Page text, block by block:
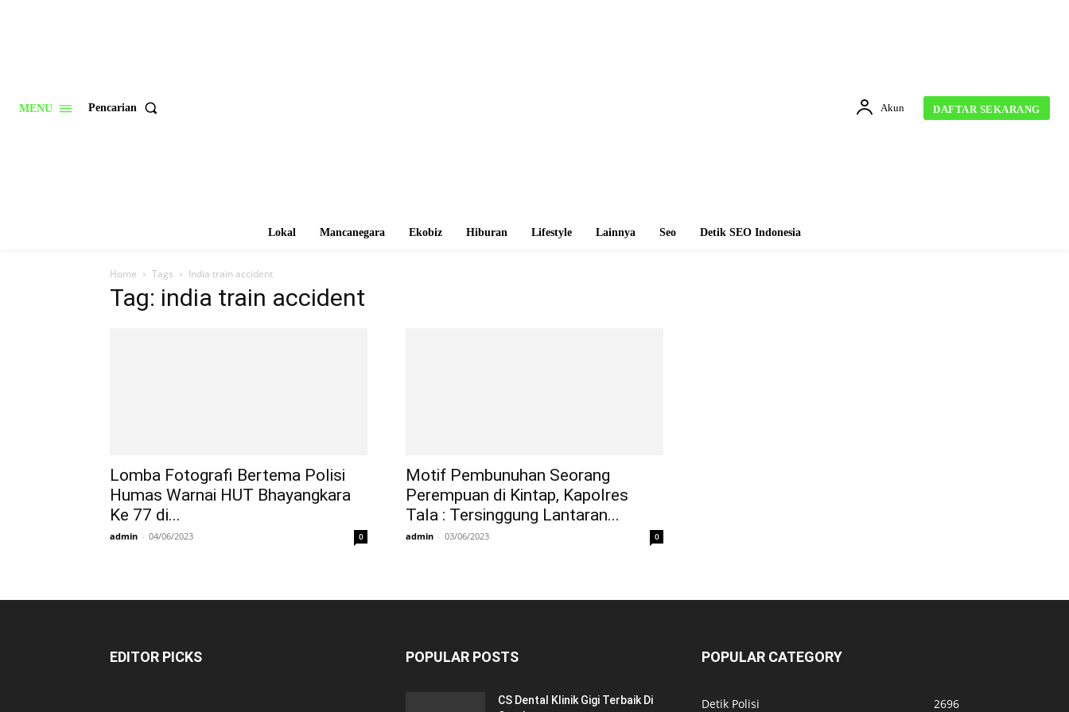
MENU Pencarian Akun DAFTAR SEKARANG
Lokal Mancanegara Ekobiz Hiburan Lifestyle Lainnya Seo Detik SEO Indonesia
Home Tags India train accident
Tag: india train accident
Lomba Fotografi Bertema Polisi
Humas Warnai HUT Bhayangkara
Ke 77 di...
admin - 04/06/2023 0
Motif Pembunuhan Seorang
Perempuan di Kintap, Kapolres
Tala : Tersinggung Lantaran...
admin - 03/06/2023 0
EDITOR PICKS POPULAR POSTS
CS Dental Klinik Gigi Terbaik Di
POPULAR CATEGORY
Detik Polisi 2696